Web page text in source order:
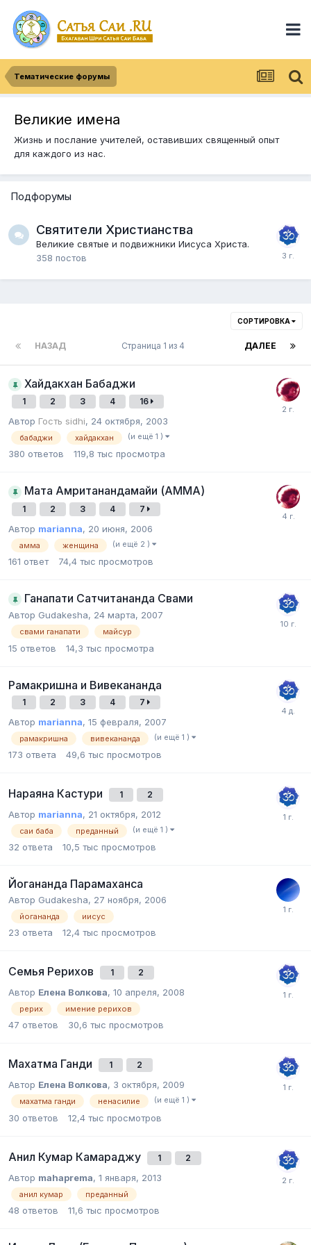
Тематические форумы
Великие имена
Жизнь и послание учителей, оставивших священный опыт
для каждого из нас.
Подфорумы
Святители Христианства
Великие святые и подвижники Иисуса Христа.
358 постов
СОРТИРОВКА
НАЗАД ДАЛЕЕ
Страница 1 из 4
Хайдакхан Бабаджи
1 2 3 4 16
Автор Гость sidhi, 24 октября, 2003
бабаджи хайдакхан (и ещё 1 )
380 ответов 119,8 тыс просмотра
Мата Амританандамайи (АММА)
1 2 3 4 7
Автор marianna, 20 июня, 2006
амма женщина (и ещё 2 )
161 ответ 74,4 тыс просмотров
Ганапати Сатчитананда Свами
Автор Gudakesha, 24 марта, 2007
свами ганапати майсур
15 ответов 14,3 тыс просмотра
Рамакришна и Вивекананда
1 2 3 4 7
Автор marianna, 15 февраля, 2007
рамакришна вивекананда (и ещё 1 )
173 ответа 49,6 тыс просмотров
Нараяна Кастури 1 2
Автор marianna, 21 октября, 2012
саи баба преданный (и ещё 1 )
32 ответа 10,5 тыс просмотров
Йогананда Парамаханса
Автор Gudakesha, 27 ноября, 2006
йогананда иисус
23 ответа 12,4 тыс просмотров
Семья Рерихов 1 2
Автор Елена Волкова, 10 апреля, 2008
рерих имение рерихов
47 ответов 30,6 тыс просмотров
Махатма Ганди 1 2
Автор Елена Волкова, 3 октября, 2009
махатма ганди ненасилие (и ещё 1 )
30 ответов 12,4 тыс просмотров
Анил Кумар Камараджу 1 2
Автор mahaprema, 1 января, 2013
анил кумар преданный
48 ответов 11,6 тыс просмотров